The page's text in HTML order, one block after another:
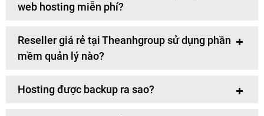
web hosting miễn phí?
Reseller giá rẻ tại Theanhgroup sử dụng phần
mềm quản lý nào?
Hosting được backup ra sao?